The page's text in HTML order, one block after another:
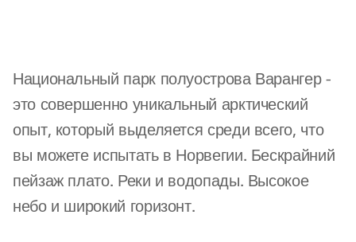
Национальный парк полуострова Варангер -
это совершенно уникальный арктический
опыт, который выделяется среди всего, что
вы можете испытать в Норвегии. Бескрайний
пейзаж плато. Реки и водопады. Высокое
небо и широкий горизонт.